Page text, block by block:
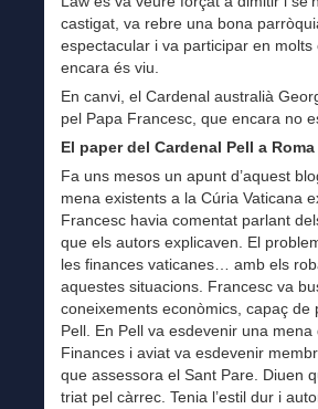
castigat, va rebre una bona
espectacular i va participar en
encara és viu.
En canvi, el Cardenal australià
pel Papa Francesc, que encara no
El paper del Cardenal Pell a Roma
Fa uns mesos un apunt d’aquest
mena existents a la Cúria Vaticana
Francesc havia comentat parlant
que els autors explicaven. El
les finances vaticanes… amb els
aquestes situacions. Francesc va
coneixements econòmics, capaç
Pell. En Pell va esdevenir una
Finances i aviat va esdevenir
que assessora el Sant Pare. Diuen
triat pel càrrec. Tenia l’estil dur i